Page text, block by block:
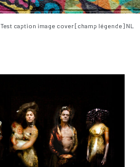
Test caption image cover [champ légende] NL